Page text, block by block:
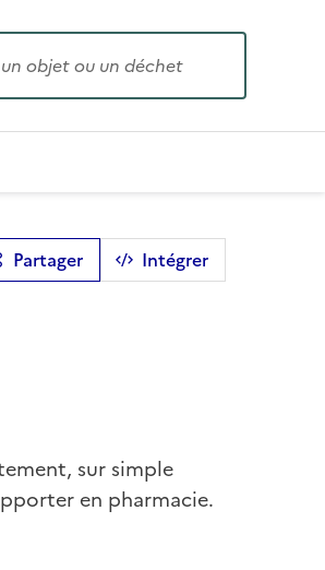
Entrez
Partager Intégrer
sur simple
en pharmacie.